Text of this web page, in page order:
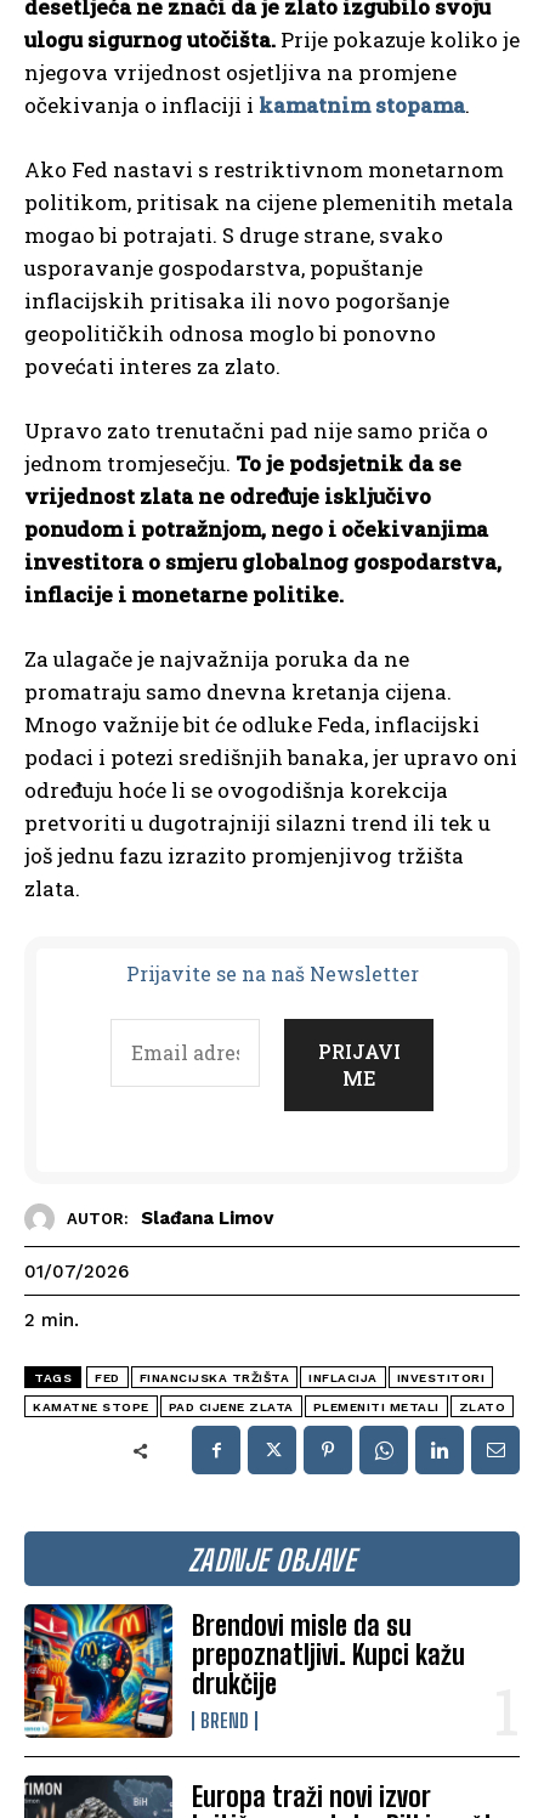
ZADNJE OBJAVE
Brendovi misle da su
prepoznatljivi. Kupci kažu
drukčije
BREND
Europa traži novi izvor
desetljeća ne znači da je zlato izgubilo svoju
ulogu sigurnog utočišta. Prije pokazuje koliko je
njegova vrijednost osjetljiva na promjene
očekivanja o inflaciji i kamatnim stopama.
Ako Fed nastavi s restriktivnom monetarnom
politikom, pritisak na cijene plemenitih metala
mogao bi potrajati. S druge strane, svako
usporavanje gospodarstva, popuštanje
inflacijskih pritisaka ili novo pogoršanje
geopolitičkih odnosa moglo bi ponovno
povećati interes za zlato.
Upravo zato trenutačni pad nije samo priča o
jednom tromjesečju. To je podsjetnik da se
vrijednost zlata ne određuje isključivo
ponudom i potražnjom, nego i očekivanjima
investitora o smjeru globalnog gospodarstva,
inflacije i monetarne politike.
Za ulagače je najvažnija poruka da ne
promatraju samo dnevna kretanja cijena.
Mnogo važnije bit će odluke Feda, inflacijski
podaci i potezi središnjih banaka, jer upravo oni
određuju hoće li se ovogodišnja korekcija
pretvoriti u dugotrajniji silazni trend ili tek u
još jednu fazu izrazito promjenjivog tržišta
zlata.
Prijavite se na naš Newsletter
AUTOR: Slađana Limov
01/07/2026
2 min.
TAGS FED FINANCIJSKA TRŽIŠTA INFLACIJA INVESTITORI
KAMATNE STOPE PAD CIJENE ZLATA PLEMENITI METALI ZLATO